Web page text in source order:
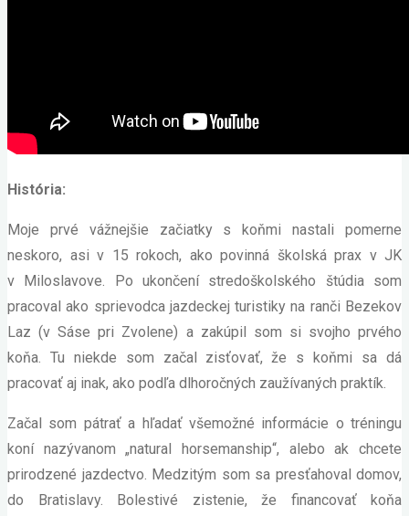
História:
Moje prvé vážnejšie začiatky s koňmi nastali pomerne
neskoro, asi v 15 rokoch, ako povinná školská prax v JK
v Miloslavove. Po ukončení stredoškolského štúdia som
pracoval ako sprievodca jazdeckej turistiky na ranči Bezekov
Laz (v Sáse pri Zvolene) a zakúpil som si svojho prvého
koňa. Tu niekde som začal zisťovať, že s koňmi sa dá
pracovať aj inak, ako podľa dlhoročných zaužívaných praktík.
Začal som pátrať a hľadať všemožné informácie o tréningu
koní nazývanom „natural horsemanship“, alebo ak chcete
prirodzené jazdectvo. Medzitým som sa presťahoval domov,
do Bratislavy. Bolestivé zistenie, že financovať koňa